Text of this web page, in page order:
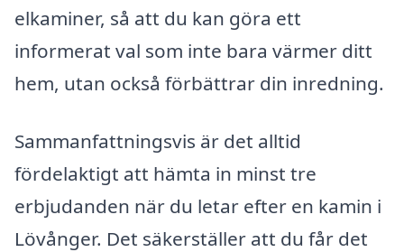
elkaminer, så att du kan göra ett
informerat val som inte bara värmer ditt
hem, utan också förbättrar din inredning.
Sammanfattningsvis är det alltid
fördelaktigt att hämta in minst tre
erbjudanden när du letar efter en kamin i
Lövånger. Det säkerställer att du får det